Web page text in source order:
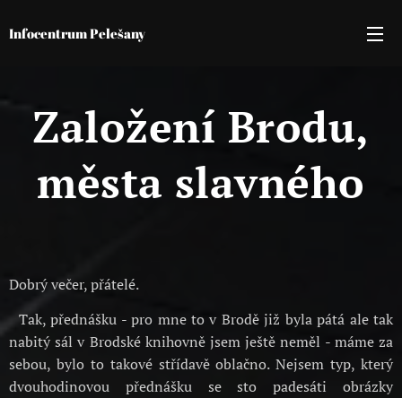
Infocentrum Pelešany
Založení Brodu,
města slavného
Dobrý večer, přátelé.
Tak, přednášku - pro mne to v Brodě již byla pátá ale tak
nabitý sál v Brodské knihovně jsem ještě neměl - máme za
sebou, bylo to takové střídavě oblačno. Nejsem typ, který
dvouhodinovou přednášku se sto padesáti obrázky